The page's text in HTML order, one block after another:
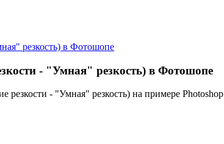
резкость) в Фотошопе
- "Умная" резкость) в Фотошопе
резкости - "Умная" резкость) на примере